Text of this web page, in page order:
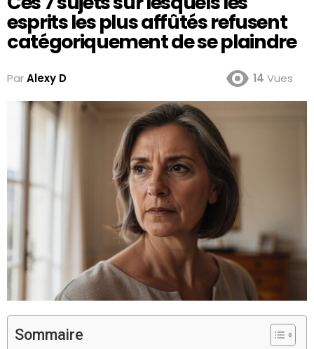
esprits les plus affûtés refusent
catégoriquement de se plaindre
ParAlexy D 14 Vues
Sommaire